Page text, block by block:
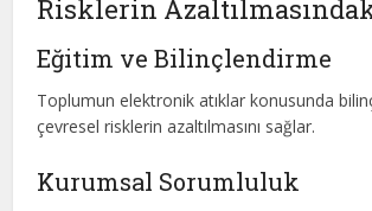
Risklerin
Eğitim ve Bilinçlendirme
Toplumun elektronik atıklar konusunda
çevresel risklerin azaltılmasını sağlar.
Kurumsal Sorumluluk